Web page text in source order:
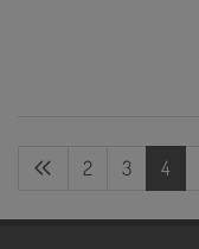
2 3 4